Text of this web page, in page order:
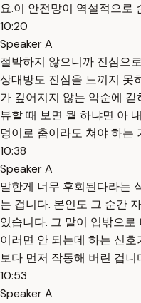
요.이 안전망이 역설적으로
10:20
Speaker A
절박하지 않으니까 진심으
상대방도 진심을 느끼지 못
가 깊어지지 않는 악순에
뷰할 때 보면 뭘 하냐면 아
덩이로 춤이라도 쳐야 하는
10:38
Speaker A
말한게 너무 후회된다라는
는 겁니다. 본인도 그 순간
있습니다. 그 말이 입밖으
이러면 안 되는데 하는 신
보다 먼저 작동해 버린 겁니
10:53
Speaker A